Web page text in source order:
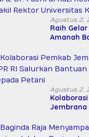
Agustus 2,
Raih
Amanah
Wakil
Kartamulia
Agustus 2,
Jembrana
Tani